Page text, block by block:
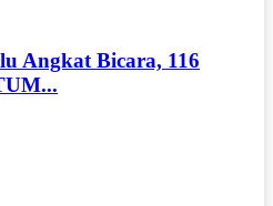
Angkat Bicara, 116